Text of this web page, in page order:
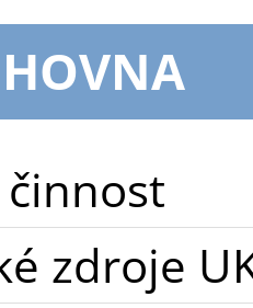
zdroje